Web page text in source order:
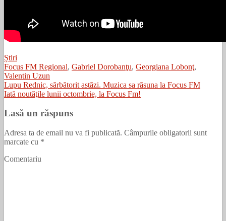
Știri
Focus FM Regional, Gabriel Dorobanţu, Georgiana Lobonţ,
Valentin Uzun
Lupu Rednic, sărbătorit astăzi. Muzica sa răsuna la Focus FM
Iată noutăţile lunii octombrie, la Focus Fm!
Lasă un răspuns
Adresa ta de email nu va fi publicată. Câmpurile obligatorii sunt
marcate cu *
Comentariu